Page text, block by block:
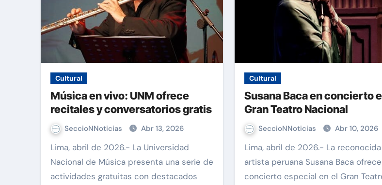
Cultural
Música en vivo: UNM ofrece
recitales y conversatorios gratis
SeccioNNoticias Abr 13, 2026
Lima, abril de 2026.- La Universidad
Nacional de Música presenta una serie de
actividades gratuitas con destacados
Cultural
Susana Baca en concierto
Gran Teatro Nacional
SeccioNNoticias Abr 10, 2026
Lima, abril de 2026.- La reconocida
artista peruana Susana Baca
concierto especial en el Gran